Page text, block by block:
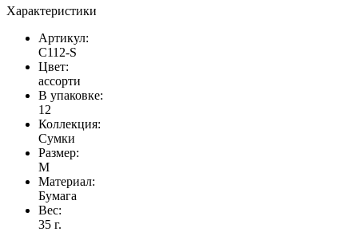
Характеристики
Артикул:
C112-S
Цвет:
ассорти
В упаковке:
12
Коллекция:
Сумки
Размер:
M
Материал:
Бумага
Вес:
35 г.